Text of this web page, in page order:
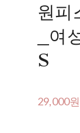
원피
_여
S
29,000원